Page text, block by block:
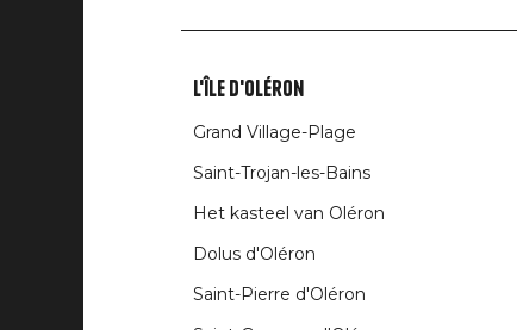
Liens
rubriques
L'île d'Oléron
Grand Village-Plage
Saint-Trojan-les-Bains
Het kasteel van Oléron
Dolus d'Oléron
Saint-Pierre d'Oléron